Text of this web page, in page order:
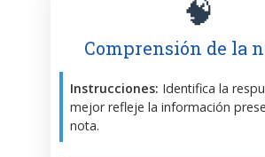
🧠
Comprensión de la
Instrucciones: Identifica la
mejor refleje la información
nota.